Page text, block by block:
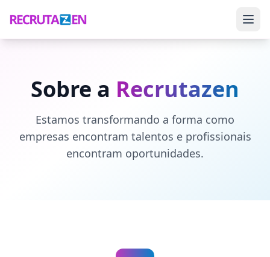
Sobre a Recrutazen
Estamos transformando a forma como
empresas encontram talentos e profissionais
encontram oportunidades.